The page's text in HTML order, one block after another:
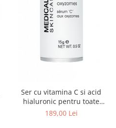
Ser cu vitamina C si acid
hialuronic pentru toate
tipurile de ten, 'C' Serum w/
189,00 Lei